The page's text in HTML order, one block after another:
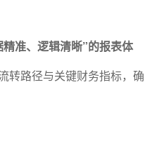
准、逻辑清晰”的报表体
转路径与关键财务指标，确